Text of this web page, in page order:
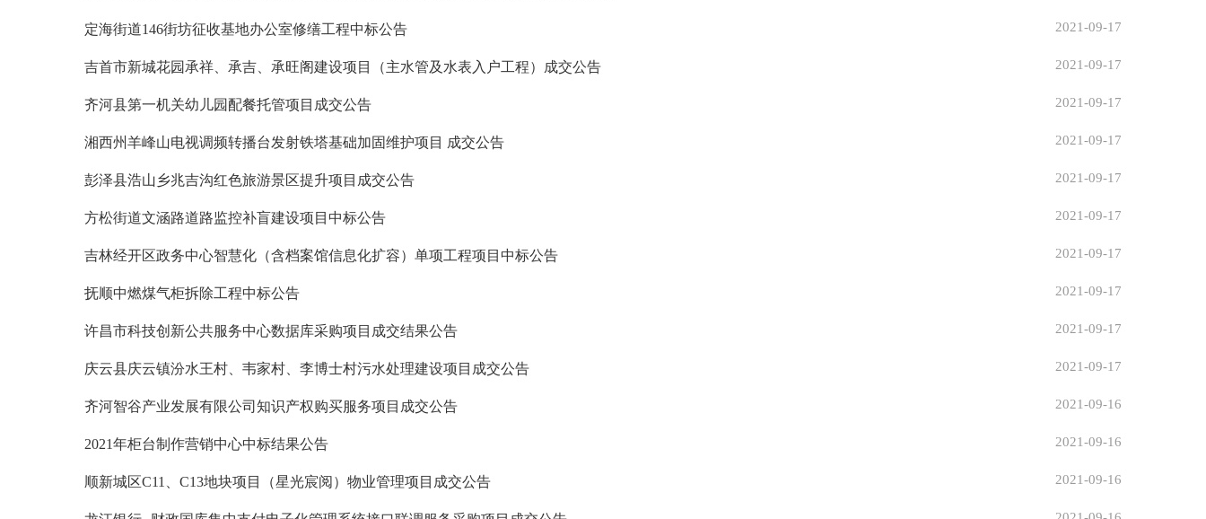
定海街道146街坊征收基地办公室修缮工程中标公告 2021-09-17
吉首市新城花园承祥、承吉、承旺阁建设项目（主水管及水表入户工程）成交公告 2021-09-17
齐河县第一机关幼儿园配餐托管项目成交公告 2021-09-17
湘西州羊峰山电视调频转播台发射铁塔基础加固维护项目 成交公告 2021-09-17
彭泽县浩山乡兆吉沟红色旅游景区提升项目成交公告 2021-09-17
方松街道文涵路道路监控补盲建设项目中标公告 2021-09-17
吉林经开区政务中心智慧化（含档案馆信息化扩容）单项工程项目中标公告 2021-09-17
抚顺中燃煤气柜拆除工程中标公告 2021-09-17
许昌市科技创新公共服务中心数据库采购项目成交结果公告 2021-09-17
庆云县庆云镇汾水王村、韦家村、李博士村污水处理建设项目成交公告 2021-09-17
齐河智谷产业发展有限公司知识产权购买服务项目成交公告 2021-09-16
2021年柜台制作营销中心中标结果公告 2021-09-16
顺新城区C11、C13地块项目（星光宸阅）物业管理项目成交公告 2021-09-16